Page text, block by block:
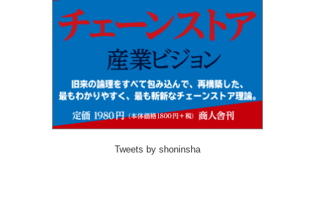
Tweets by shoninsha